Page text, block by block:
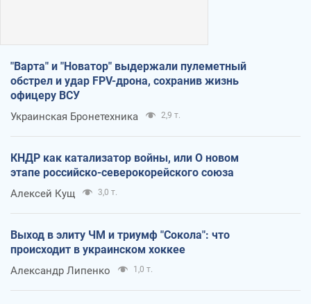
"Варта" и "Новатор" выдержали пулеметный
обстрел и удар FPV-дрона, сохранив жизнь
офицеру ВСУ
Украинская Бронетехника 2,9 т.
КНДР как катализатор войны, или О новом
этапе российско-северокорейского союза
Алексей Кущ 3,0 т.
Выход в элиту ЧМ и триумф "Сокола": что
происходит в украинском хоккее
Александр Липенко 1,0 т.